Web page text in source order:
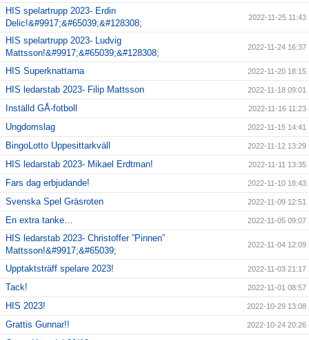
HIS spelartrupp 2023- Erdin
Delic!&#9917;&#65039;&#128308;
2022-11-25 11:43
HIS spelartrupp 2023- Ludvig
Mattsson!&#9917;&#65039;&#128308;
2022-11-24 16:37
HIS Superknattarna 2022-11-20 18:15
HIS ledarstab 2023- Filip Mattsson 2022-11-18 09:01
Inställd GÅ-fotboll 2022-11-16 11:23
Ungdomslag 2022-11-15 14:41
BingoLotto Uppesittarkväll 2022-11-12 13:29
HIS ledarstab 2023- Mikael Erdtman! 2022-11-11 13:35
Fars dag erbjudande! 2022-11-10 18:43
Svenska Spel Gräsroten 2022-11-09 12:51
En extra tanke… 2022-11-05 09:07
HIS ledarstab 2023- Christoffer ”Pinnen”
Mattsson!&#9917;&#65039;
2022-11-04 12:09
Upptaktsträff spelare 2023! 2022-11-03 21:17
Tack! 2022-11-01 08:57
HIS 2023! 2022-10-29 13:08
Grattis Gunnar!! 2022-10-24 20:26